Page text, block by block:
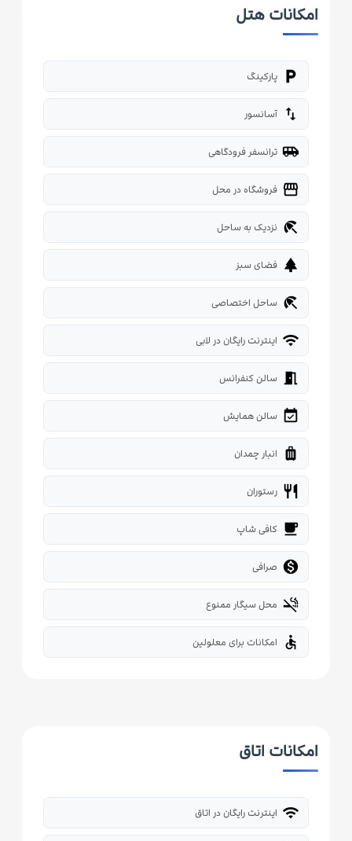
امکانات هتل
local_parking پارکینگ
import_export آسانسور
airport_shuttle ترانسفر فرودگاهی
storefront فروشگاه در محل
beach_access نزدیک به ساحل
park فضای سبز
beach_access ساحل اختصاصی
wifi اینترنت رایگان در لابی
meeting_room سالن کنفرانس
event_available سالن همایش
luggage انبار چمدان
restaurant رستوران
local_cafe کافی شاپ
 صرافی
smoke_free محل سیگار ممنوع
accessible امکانات برای معلولین
امکانات اتاق
wifi اینترنت رایگان در اتاق